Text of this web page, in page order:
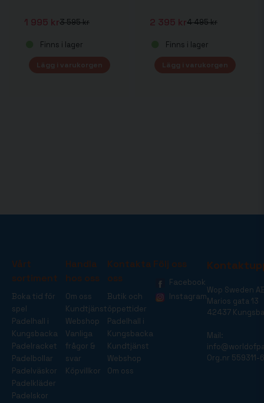
3 595 kr
1 995 kr
Finns i lager
Lägg i varukorgen
4 495 kr
2 395 kr
Finns i lager
Lägg i varukorgen
Vårt
sortiment
Boka tid för
spel
Padelhall i
Kungsbacka
Padelracket
Padelbollar
Padelväskor
Padelkläder
Padelskor
Handla
hos oss
Om oss
Kundtjänst
Webshop
Vanliga
frågor &
svar
Köpvillkor
Kontakta
oss
Butik och
öppettider
Padelhall i
Kungsbacka
Kundtjänst
Webshop
Om oss
Följ oss
Facebook
Instagram
Wop Sweden
Marios gata 13
42437
Mail:
Org.nr 559311-